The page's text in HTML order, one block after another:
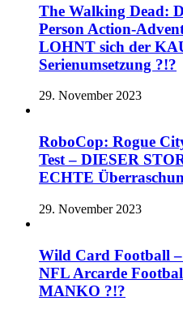
The Walking Dead:
Person Action-
LOHNT sich der
Serienumsetzung ?!?
29. November 2023
RoboCop: Rogue
Test – DIESER
ECHTE
29. November 2023
Wild Card Football –
NFL Arcarde
MANKO ?!?